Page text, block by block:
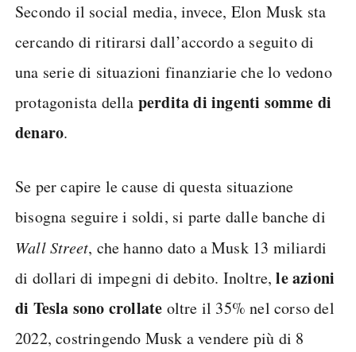
Secondo il social media, invece, Elon Musk sta
cercando di ritirarsi dall’accordo a seguito di
una serie di situazioni finanziarie che lo vedono
protagonista della perdita di ingenti somme di
denaro.
Se per capire le cause di questa situazione
bisogna seguire i soldi, si parte dalle banche di
Wall Street, che hanno dato a Musk 13 miliardi
di dollari di impegni di debito. Inoltre,le azioni
di Tesla sono crollate oltre il 35% nel corso del
2022, costringendo Musk a vendere più di 8